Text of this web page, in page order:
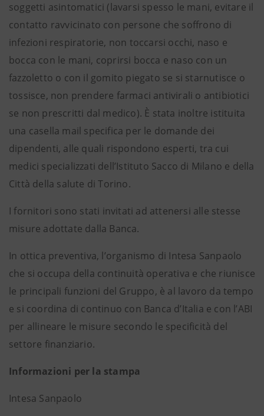
soggetti asintomatici (lavarsi spesso le mani, evitare il
contatto ravvicinato con persone che soffrono di
infezioni respiratorie, non toccarsi occhi, naso e
bocca con le mani, coprirsi bocca e naso con un
fazzoletto o con il gomito piegato se si starnutisce o
tossisce, non prendere farmaci antivirali o antibiotici
se non prescritti dal medico). È stata inoltre istituita
una casella mail specifica per le domande dei
dipendenti, alle quali rispondono esperti, tra cui
medici specializzati dell’Istituto Sacco di Milano e della
Città della salute di Torino.
I fornitori sono stati invitati ad attenersi alle stesse
misure adottate dalla Banca.
In ottica preventiva, l’organismo di Intesa Sanpaolo
che si occupa della continuità operativa e che riunisce
le principali funzioni del Gruppo, è al lavoro da tempo
e si coordina di continuo con Banca d’Italia e con l’ABI
per allineare le misure secondo le specificità del
settore finanziario.
Informazioni per la stampa
Intesa Sanpaolo